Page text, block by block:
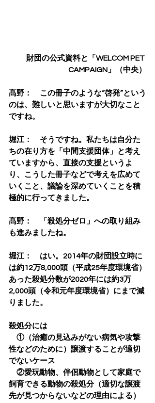
財団の公式資料と「WELCOM PET
CAMPAIGN」（中央）
髙野：　この冊子のような“啓発”という
のは、難しいと思いますが大切なこと
ですね。
堀江：　そうですね。私たちは自分た
ちの在り方を「中間支援団体」と考え
ていますから、直接の支援というよ
り、こうした冊子などで考えを広めて
いくこと、議論を深めていくことを積
極的に行ってきました。
髙野：　「殺処分ゼロ」への取り組み
も進みましたね。
堀江：　はい。2014年の財団設立時に
は約12万8,000頭（平成25年度環境省）
あった殺処分数が2020年には約3万
2,000頭（令和元年度環境省）にまで減
りました。
殺処分には
①（治癒の見込みがない病気や攻撃
性などのために）譲渡することが適切
でないケース
②愛玩動物、伴侶動物として家庭で
飼育できる動物の殺処分（適切な譲渡
先が見つからないなどの理由による）